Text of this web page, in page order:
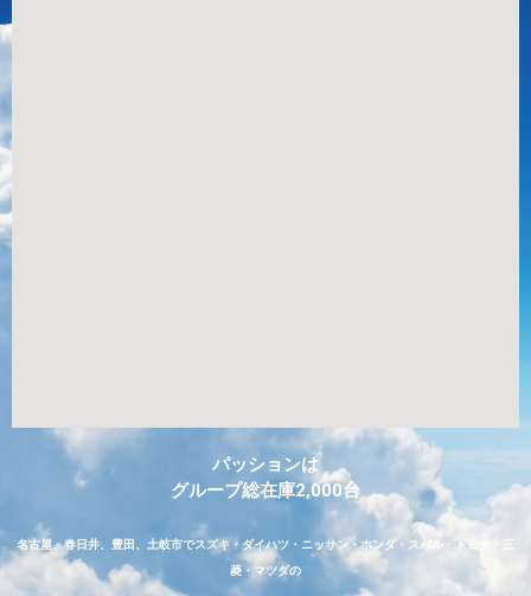
パッションは
グループ総在庫2,000台
名古屋、春日井、豊田、土岐市でスズキ・ダイハツ・ニッサン・ホンダ・スバル・トヨタ・三
菱・マツダの